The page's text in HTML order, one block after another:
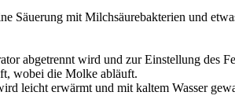
mit Milchsäurebakterien und
abgetrennt wird und zur Einstellung des
wobei die Molke abläuft.
leicht erwärmt und mit kaltem Wasser